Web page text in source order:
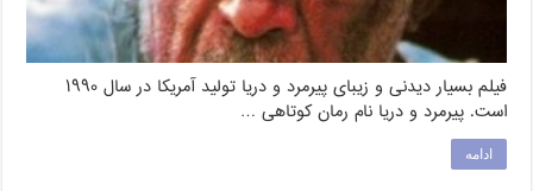
فیلم بسیار دیدنی و زیبای پیرمرد و دریا تولید آمریکا در سال ۱۹۹۰
است. پیرمرد و دریا نام رمان کوتاهی …
ادامه